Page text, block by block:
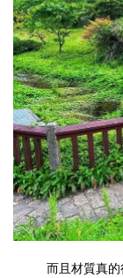
而且材質真的